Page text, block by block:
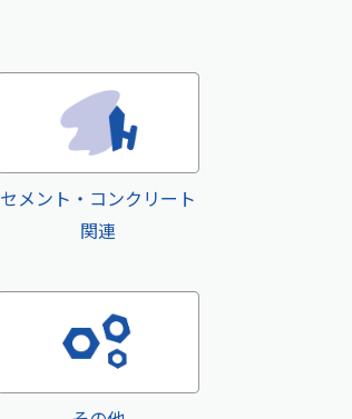
セメント・コンクリート
関連